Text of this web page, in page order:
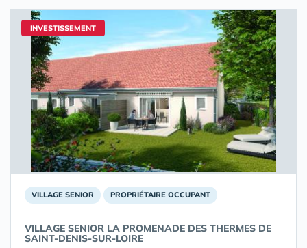
INVESTISSEMENT
VILLAGE SENIOR PROPRIÉTAIRE OCCUPANT
VILLAGE SENIOR LA PROMENADE DES THERMES DE
SAINT-DENIS-SUR-LOIRE